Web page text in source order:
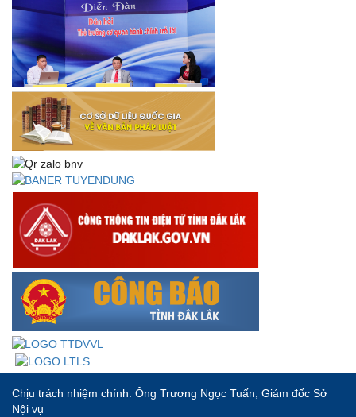
Thông báo về việc tải biểu mẫu báo cáo kết quả 06 năm
thực hiện Nghị quyết số 18-NQ/TW và Nghị quyết số 19-
NQ/TW
Thư chúc mừng của Bộ trưởng Bộ Nội vụ nhân dịp kỷ
niệm 78 năm Ngày thành lập Bộ Nội vụ, Ngày truyền
thống ngành Tổ chức nhà nước (28/8/1945-28/8/2023)
Thông báo về việc đăng tải Bộ câu hỏi và gợi ý trả lời Hội
thi dân vận khéo năm 2023
Chịu trách nhiệm chính: Ông Trương Ngọc Tuấn, Giám đốc Sở
Nội vụ